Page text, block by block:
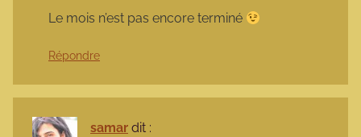
Le mois n’est pas encore terminé
Répondre
samar dit :